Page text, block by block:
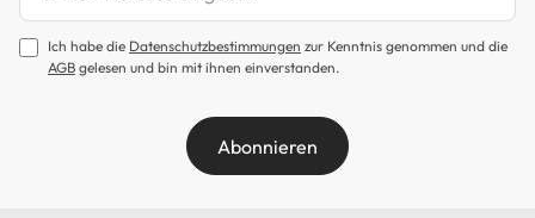
Ich habe die Datenschutzbestimmungen zur Kenntnis genommen und die
AGB gelesen und bin mit ihnen einverstanden.
Abonnieren